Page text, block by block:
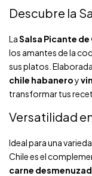
Descubre la
LaSalsa Picante de
los amantes de la
sus platos.
chile habaneroy
transformar tus
Versatilidad
Ideal para una
Chile es el
carne